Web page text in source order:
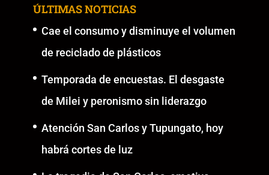
ÚLTIMAS NOTICIAS
Cae el consumo y disminuye el volumen
de reciclado de plásticos
Temporada de encuestas. El desgaste
de Milei y peronismo sin liderazgo
Atención San Carlos y Tupungato, hoy
habrá cortes de luz